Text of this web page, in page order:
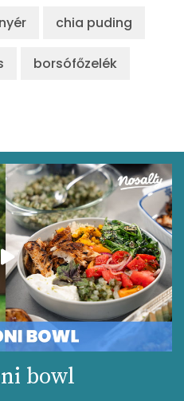
chia puding
borsófőzelék
bowl